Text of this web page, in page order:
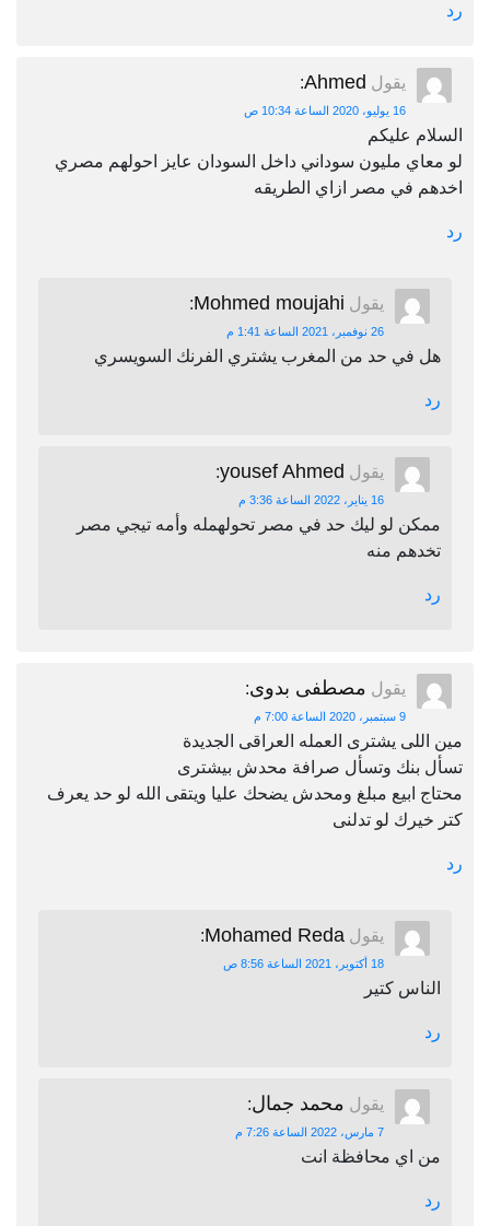
رد
يقول Ahmed
:
16 يوليو، 2020 الساعة 10:34 ص
السلام عليكم
لو معاي مليون سوداني داخل السودان عايز احولهم مصري
اخدهم في مصر ازاي الطريقه
رد
يقول Mohmed moujahi
:
26 نوفمبر، 2021 الساعة 1:41 م
هل في حد من المغرب يشتري الفرنك السويسري
رد
يقول yousef Ahmed
:
16 يناير، 2022 الساعة 3:36 م
ممكن لو ليك حد في مصر تحولهمله وأمه تيجي مصر
تخدهم منه
رد
يقول مصطفى بدوى:
9 سبتمبر، 2020 الساعة 7:00 م
مين اللى يشترى العمله العراقى الجديدة
تسأل بنك وتسأل صرافة محدش بيشترى
محتاج ابيع مبلغ ومحدش يضحك عليا ويتقى الله لو حد يعرف
كتر خيرك لو تدلنى
رد
يقول Mohamed Reda
:
18 أكتوبر، 2021 الساعة 8:56 ص
الناس كتير
رد
يقول محمد جمال:
7 مارس، 2022 الساعة 7:26 م
من اي محافظة انت
رد